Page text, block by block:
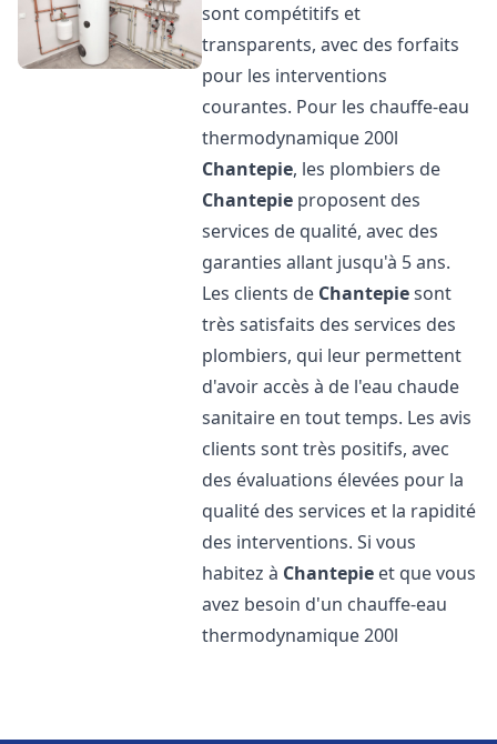
sont compétitifs et
transparents, avec des forfaits
pour les interventions
courantes. Pour les chauffe-eau
thermodynamique 200l
Chantepie, les plombiers de
Chantepie proposent des
services de qualité, avec des
garanties allant jusqu'à 5 ans.
Les clients de Chantepiesont
très satisfaits des services des
plombiers, qui leur permettent
d'avoir accès à de l'eau chaude
sanitaire en tout temps. Les avis
clients sont très positifs, avec
des évaluations élevées pour la
qualité des services et la rapidité
des interventions. Si vous
habitez à Chantepie et que vous
avez besoin d'un chauffe-eau
thermodynamique 200l